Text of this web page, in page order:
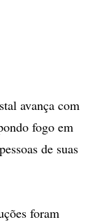
avança com
fogo em
de suas
foram